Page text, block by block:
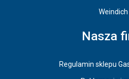
Weindich
Nasza
Regulamin sklepu